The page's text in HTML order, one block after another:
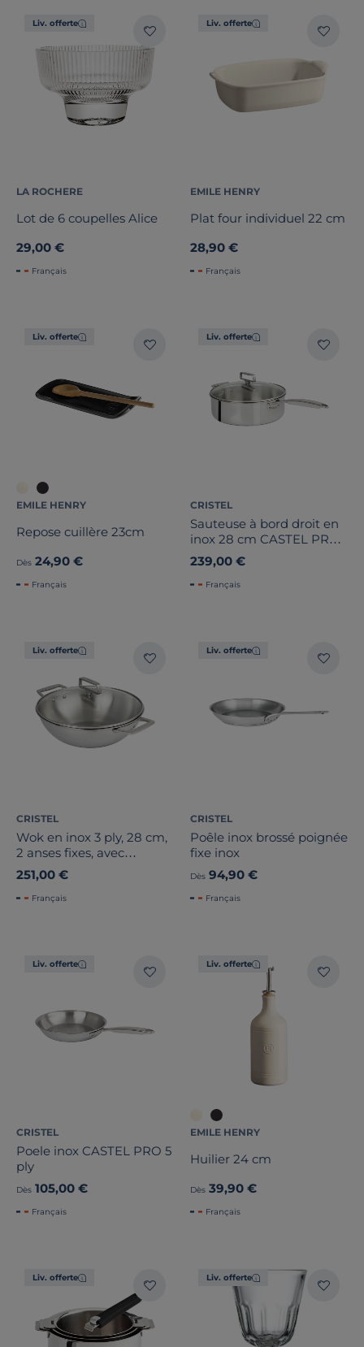
Liv. offerte
LA ROCHERE
Lot de 6 coupelles Alice
29,00 €
Français
Liv. offerte
EMILE HENRY
Plat four individuel 22 cm
28,90 €
Français
Liv. offerte
EMILE HENRY
Repose cuillère 23cm
Dès 24,90 €
Français
Liv. offerte
CRISTEL
Sauteuse à bord droit en
inox 28 cm CASTEL PRO
5 ply avec couvercle en
verre
239,00 €
Français
Liv. offerte
CRISTEL
Wok en inox 3 ply, 28 cm,
2 anses fixes, avec
couvercle en verre
CASTEL PRO
251,00 €
Français
Liv. offerte
CRISTEL
Poêle inox brossé poignée
fixe inox
Dès 94,90 €
Français
Liv. offerte
CRISTEL
Poele inox CASTEL PRO 5
ply
Dès 105,00 €
Français
Liv. offerte
EMILE HENRY
Huilier 24 cm
Dès 39,90 €
Français
Liv. offerte Liv. offerte